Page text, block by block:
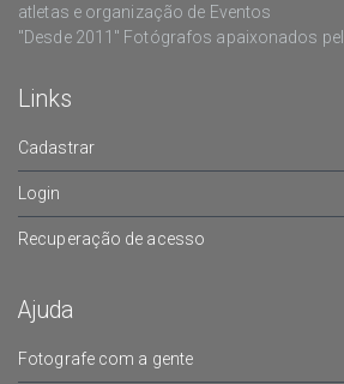
atletas e organização de Eventos
"Desde 2011" Fotógrafos apaixonados
Links
Cadastrar
Login
Recuperação de acesso
Ajuda
Fotografe com a gente